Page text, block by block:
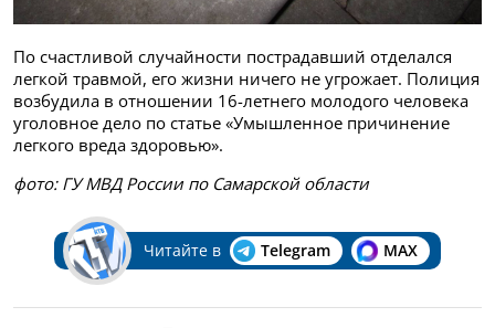
По счастливой случайности пострадавший отделался
легкой травмой, его жизни ничего не угрожает. Полиция
возбудила в отношении 16-летнего молодого человека
уголовное дело по статье «Умышленное причинение
легкого вреда здоровью».
фото: ГУ МВД России по Самарской области
Читайте в Telegram MAX